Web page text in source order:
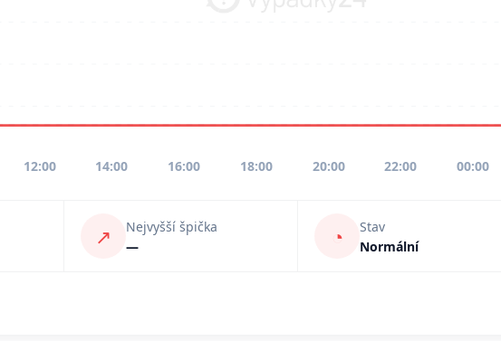
12:00 14:00 16:00 18:00 20:00 22:00 00:00
↗
Nejvyšší špička
—
◔
Stav
Normální